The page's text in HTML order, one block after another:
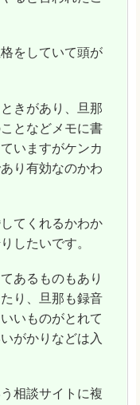
をしていて頭が
きがあり、旦那
となどメモに書
いますがケンカ
り有効なのかわ
てくれるかわか
したいです。
あるものもあり
り、旦那も録音
いものがとれて
がかりなどは入
相談サイトに複